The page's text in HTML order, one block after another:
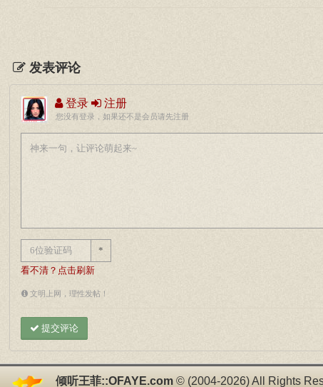
发表评论
登录 注册
您没有登录，如果还不是会员请先注册
*
看不清？点击刷新
文明上网，理性发帖！
提交评论
倾听王菲::OFAYE.com © (2004-2026) All Rights